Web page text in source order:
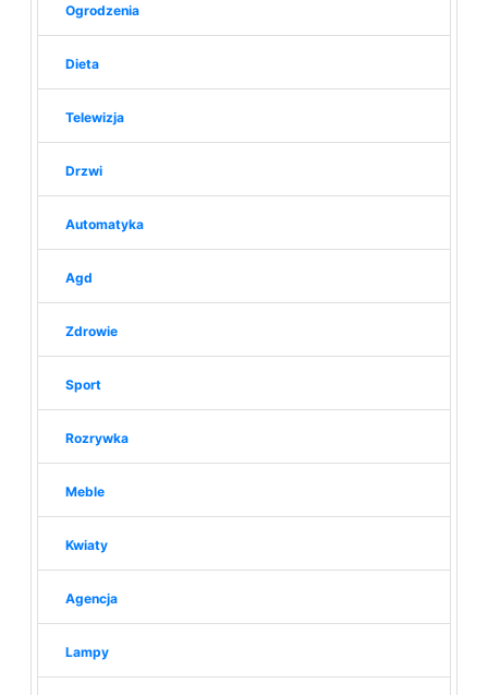
Ogrodzenia
Dieta
Telewizja
Drzwi
Automatyka
Agd
Zdrowie
Sport
Rozrywka
Meble
Kwiaty
Agencja
Lampy